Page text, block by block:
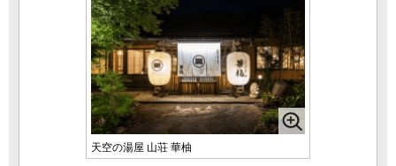
天空の湯屋 山荘 華柚